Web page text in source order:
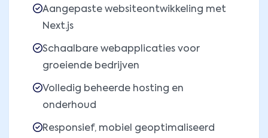
Aangepaste websiteontwikkeling met
Next.js
Schaalbare webapplicaties voor
groeiende bedrijven
Volledig beheerde hosting en
onderhoud
Responsief, mobiel geoptimaliseerd